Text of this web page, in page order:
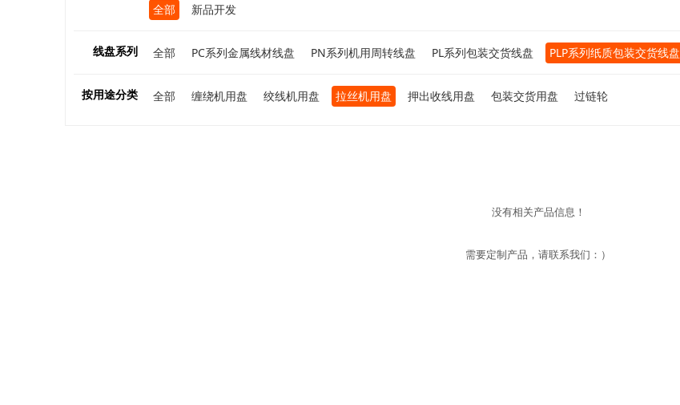
全部 新品开发
线盘系列 全部 PC系列金属线材线盘 PN系列机用周转线盘 PL系列包装交货线盘 PLP系列纸质包装交货线盘
按用途分类 全部 缠绕机用盘 绞线机用盘 拉丝机用盘 押出收线用盘 包装交货用盘 过链轮
没有相关产品信息！
需要定制产品，请联系我们：）